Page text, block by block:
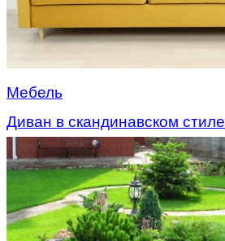
Мебель
Диван в скандинавском стиле